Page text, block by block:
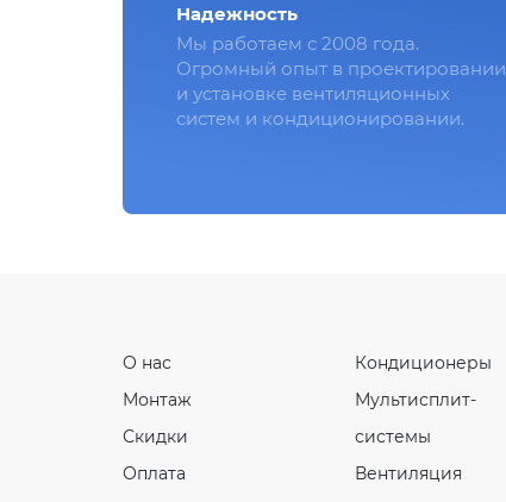
Надежность
Мы работаем с 2008 года.
Огромный опыт в проектировании
и установке вентиляционных
систем и кондиционировании.
О нас
Монтаж
Скидки
Оплата
Кондиционеры
Мультисплит-
системы
Вентиляция